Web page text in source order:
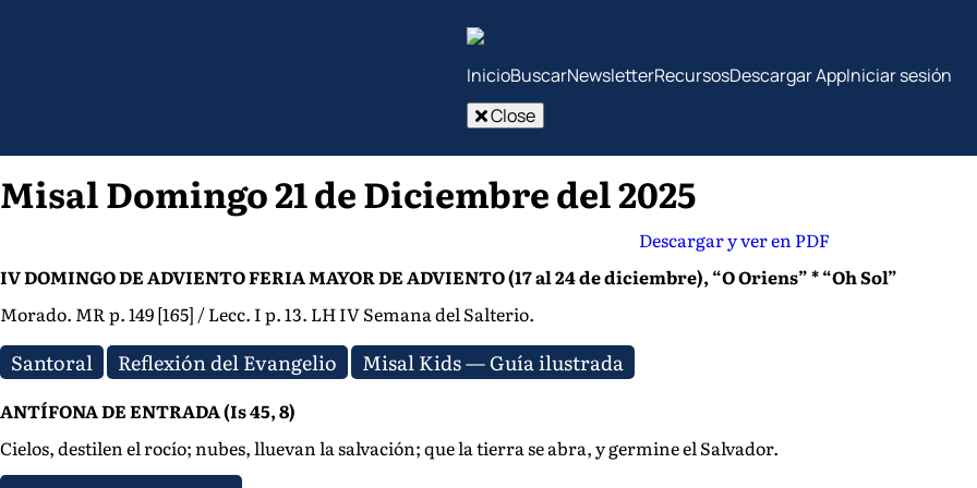
InicioBuscarNewsletterRecursosDescargar AppIniciar sesión
Close
Misal Domingo 21 de Diciembre del 2025
Descargar y ver en PDF
IV DOMINGO DE ADVIENTO FERIA MAYOR DE ADVIENTO (17 al 24 de diciembre), “O Oriens” * “Oh Sol”
Morado. MR p. 149 [165] / Lecc. I p. 13. LH IV Semana del Salterio.
Santoral Reflexión del Evangelio Misal Kids — Guía ilustrada
ANTÍFONA DE ENTRADA (Is 45, 8)
Cielos, destilen el rocío; nubes, lluevan la salvación; que la tierra se abra, y germine el Salvador.